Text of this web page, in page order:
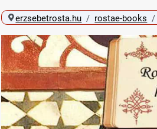
erzsebetrosta.hu rostae-books